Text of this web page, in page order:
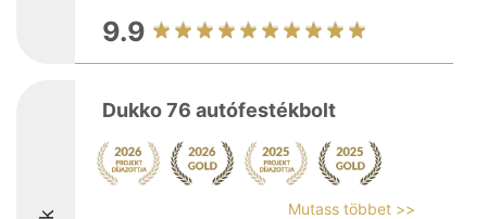
9.9
Dukko 76 autófestékbolt
Mutass többet >>